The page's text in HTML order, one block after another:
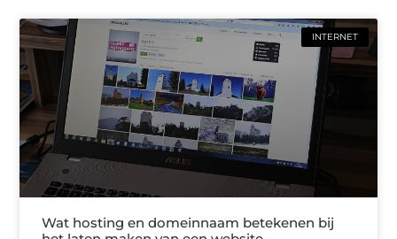
INTERNET
Wat hosting en domeinnaam betekenen bij